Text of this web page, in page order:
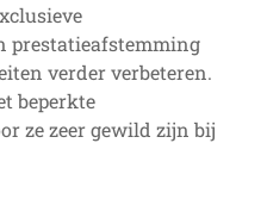
prestatieafstemming
verder verbeteren.
beperkte
ze zeer gewild zijn bij